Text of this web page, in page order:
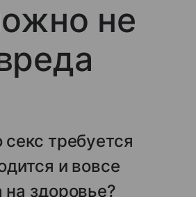
не
требуется
и вовсе
на здоровье?